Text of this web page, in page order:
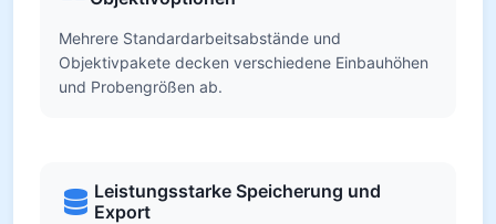
Mehrere Standardarbeitsabstände und
Objektivpakete decken verschiedene Einbauhöhen
und Probengrößen ab.
Leistungsstarke Speicherung und
Export